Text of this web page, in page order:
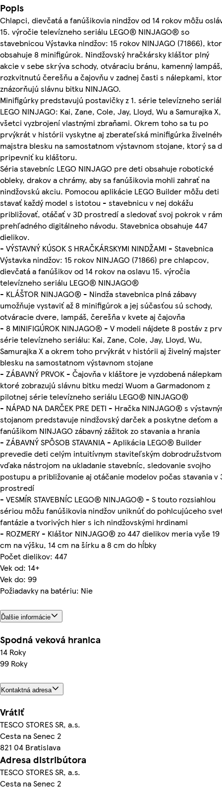
Popis
Chlapci, dievčatá a fanúšikovia nindžov od 14 rokov môžu
15. výročie televízneho seriálu LEGO® NINJAGO® so
stavebnicou Výstavka nindžov: 15 rokov NINJAGO (71866),
obsahuje 8 minifigúrok. Nindžovský hračkársky kláštor plný
akcie v sebe skrýva schody, otváraciu bránu, kamenný lampáš,
rozkvitnutú čerešňu a čajovňu v zadnej časti s nálepkami,
znázorňujú slávnu bitku NINJAGO.
Minifigúrky predstavujú postavičky z 1. série televízneho
LEGO NINJAGO: Kai, Zane, Cole, Jay, Lloyd, Wu a Samurajka X,
všetci vyzbrojení vlastnými zbraňami. Okrem toho sa tu po
prvýkrát v histórii vyskytne aj zberateľská minifigúrka
majstra blesku na samostatnom výstavnom stojane, ktorý sa
pripevniť ku kláštoru.
Séria stavebníc LEGO NINJAGO pre deti obsahuje robotické
obleky, drakov a chrámy, aby sa fanúšikovia mohli zahrať na
nindžovskú akciu. Pomocou aplikácie LEGO Builder môžu deti
stavať každý model s istotou - stavebnicu v nej dokážu
približovať, otáčať v 3D prostredí a sledovať svoj pokrok v
prehľadného digitálneho návodu. Stavebnica obsahuje 447
dielikov.
- VÝSTAVNÝ KÚSOK S HRAČKÁRSKYMI NINDŽAMI - Stavebnica
Výstavka nindžov: 15 rokov NINJAGO (71866) pre chlapcov,
dievčatá a fanúšikov od 14 rokov na oslavu 15. výročia
televízneho seriálu LEGO® NINJAGO®
- KLÁŠTOR NINJAGO® - Nindža stavebnica plná zábavy
umožňuje vystaviť až 8 minifigúrok a jej súčasťou sú schody,
otváracie dvere, lampáš, čerešňa v kvete aj čajovňa
- 8 MINIFIGÚROK NINJAGO® - V modeli nájdete 8 postáv z
série televízneho seriálu: Kai, Zane, Cole, Jay, Lloyd, Wu,
Samurajka X a okrem toho prvýkrát v histórii aj živelný majster
blesku na samostatnom výstavnom stojane
- ZÁBAVNÝ PRVOK - Čajovňa v kláštore je vyzdobená
ktoré zobrazujú slávnu bitku medzi Wuom a Garmadonom z
pilotnej série televízneho seriálu LEGO® NINJAGO®
- NÁPAD NA DARČEK PRE DETI - Hračka NINJAGO® s
stojanom predstavuje nindžovský darček a poskytne deťom a
fanúšikom NINJAGO zábavný zážitok zo stavania a hrania
- ZÁBAVNÝ SPÔSOB STAVANIA - Aplikácia LEGO® Builder
prevedie deti celým intuitívnym staviteľským dobrodružstvom
vďaka nástrojom na ukladanie stavebníc, sledovanie svojho
postupu a približovanie aj otáčanie modelov počas stavania v
prostredí
- VESMÍR STAVEBNÍC LEGO® NINJAGO® - S touto rozsiahlou
sériou môžu fanúšikovia nindžov uniknúť do pohlcujúceho
fantázie a tvorivých hier s ich nindžovskými hrdinami
- ROZMERY - Kláštor NINJAGO® zo 447 dielikov meria vyše 19
cm na výšku, 14 cm na šírku a 8 cm do hĺbky
Počet dielikov: 447
Vek od: 14+
Vek do: 99
Požiadavky na batériu: Nie
Ďalšie informácie
Spodná veková hranica
14 Roky
99 Roky
Kontaktná adresa
Vrátiť
TESCO STORES SR, a.s.
Cesta na Senec 2
821 04 Bratislava
Adresa distribútora
TESCO STORES SR, a.s.
Cesta na Senec 2